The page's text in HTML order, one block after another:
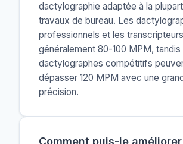
dactylographie adaptée à la
travaux de bureau. Les
professionnels et les
généralement 80-100 MPM, tandis
dactylographes compétitifs
dépasser 120 MPM avec une
précision.